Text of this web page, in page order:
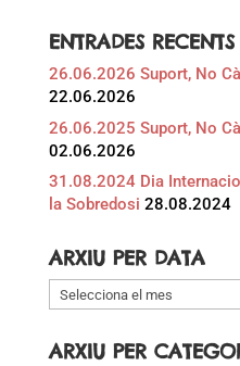
ENTRADES RECENTS
26.06.2026 Suport, No
22.06.2026
26.06.2025 Suport, No
02.06.2026
31.08.2024 Dia
la Sobredosi 28.08.2024
ARXIU PER DATA
Arxiu
per
ARXIU PER